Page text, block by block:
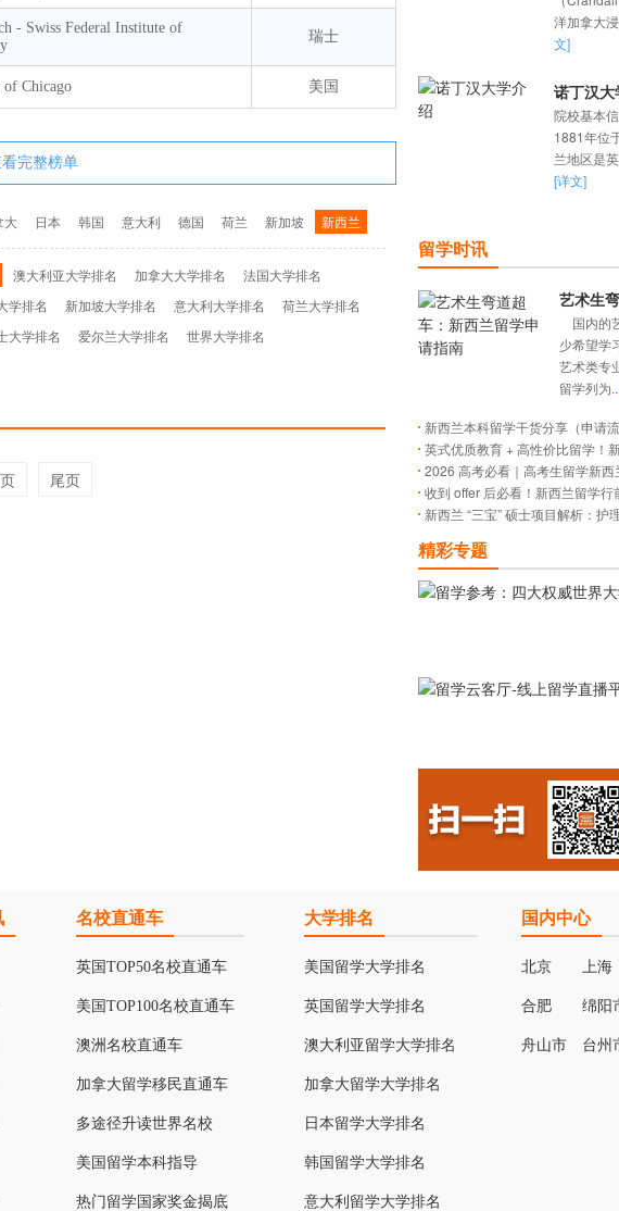
- Swiss Federal Institute of
瑞士
Chicago 美国
完整榜单
大 日本 韩国 意大利 德国 荷兰 新加坡 新西兰
澳大利亚大学排名 加拿大大学排名
法国大学排名
学排名 新加坡大学排名 意大利大学排名
荷兰大学排名
大学排名 爱尔兰大学排名 世界大学排名
尾页
洋加拿大
文]
诺丁汉大
院校基本
1881年位
兰地区是
[详文]
留学时讯
艺术生
学申请
国内的
少希望学
艺术类专
留学列为...
新西兰本科留学干货分享（申请
政策）
英式优质教育 + 高性价比留学！
~
2026 高考必看｜高考生留学新
藏
收到 offer 后必看！新西兰留学
详解
新西兰 “三宝” 硕士项目解析：
精彩专题
名校直通车
英国TOP50名校直通车
美国TOP100名校直通车
澳洲名校直通车
加拿大留学移民直通车
多途径升读世界名校
美国留学本科指导
热门留学国家奖金揭底
大学排名
美国留学大学排名
英国留学大学排名
澳大利亚留学大学排名
加拿大留学大学排名
日本留学大学排名
韩国留学大学排名
意大利留学大学排名
国内中心
北京 上海
合肥 绵阳
舟山市 台州